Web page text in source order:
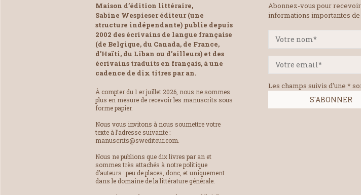
Maison d’édition littéraire,
Sabine Wespieser éditeur (une
structure indépendante) publie depuis
2002 des écrivains de langue française
(de Belgique, du Canada, de France,
d’Haïti, du Liban ou d’ailleurs) et des
écrivains traduits en français, à une
cadence de dix titres par an.
À compter du 1 er juillet 2026, nous ne sommes
plus en mesure de recevoir les manuscrits sous
forme papier.
Nous vous invitons à nous soumettre votre
texte à l’adresse suivante :
manuscrits@swediteur.com.
Nous ne publions que dix livres par an et
sommes très attachés à notre politique
d’auteurs : peu de places, donc, et uniquement
dans le domaine de la littérature générale.
Abonnez-vous pour
informations importantes de
Les champs suivis d'une *